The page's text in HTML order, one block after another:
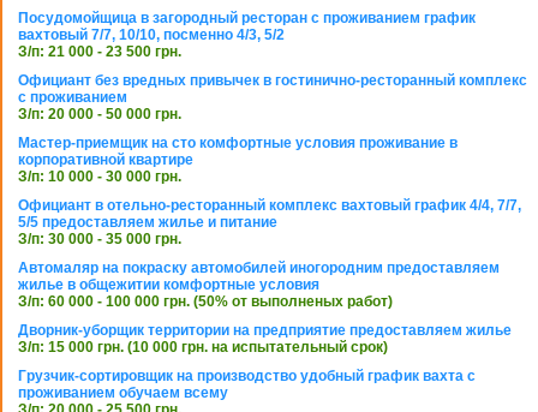
Посудомойщица в загородный ресторан с проживанием график
вахтовый 7/7, 10/10, посменно 4/3, 5/2
З/п: 21 000 - 23 500 грн.
Официант без вредных привычек в гостинично-ресторанный комплекс
с проживанием
З/п: 20 000 - 50 000 грн.
Мастер-приемщик на сто комфортные условия проживание в
корпоративной квартире
З/п: 10 000 - 30 000 грн.
Официант в отельно-ресторанный комплекс вахтовый график 4/4, 7/7,
5/5 предоставляем жилье и питание
З/п: 30 000 - 35 000 грн.
Автомаляр на покраску автомобилей иногородним предоставляем
жилье в общежитии комфортные условия
З/п: 60 000 - 100 000 грн. (50% от выполненых работ)
Дворник-уборщик территории на предприятие предоставляем жилье
З/п: 15 000 грн. (10 000 грн. на испытательный срок)
Грузчик-сортировщик на производство удобный график вахта с
проживанием обучаем всему